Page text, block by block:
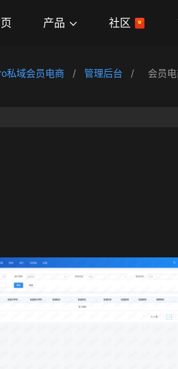
产品 社区
私域会员电商 / 管理后台 /
会员